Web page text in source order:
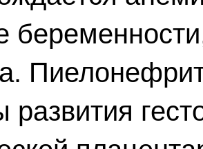
развития